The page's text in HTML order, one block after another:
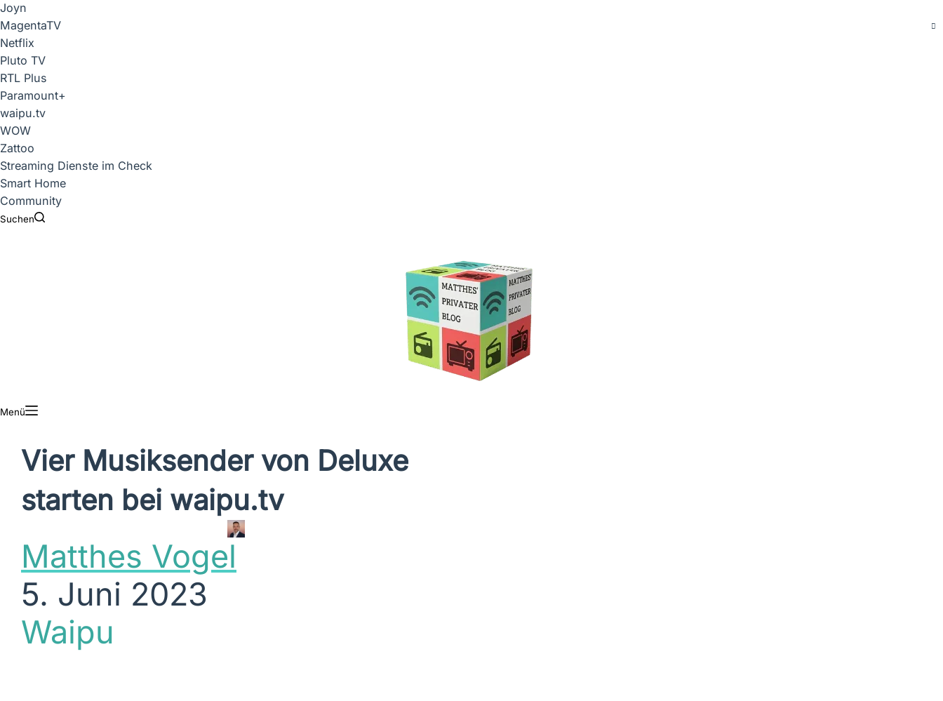
Joyn
MagentaTV
Netflix
Pluto TV
RTL Plus
Paramount+
waipu.tv
WOW
Zattoo
Streaming Dienste im Check
Smart Home
Community
Suchen
Menü
Vier Musiksender von Deluxe
starten bei waipu.tv
Matthes Vogel
5. Juni 2023
Waipu